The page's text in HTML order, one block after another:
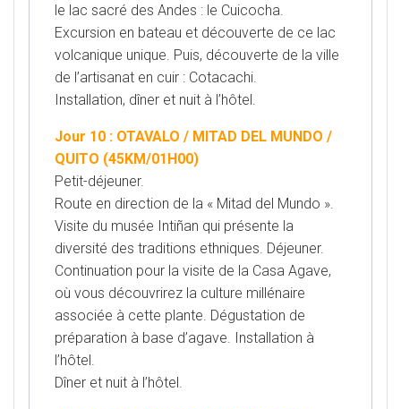
le lac sacré des Andes : le Cuicocha.
Excursion en bateau et découverte de ce lac
volcanique unique. Puis, découverte de la ville
de l’artisanat en cuir : Cotacachi.
Installation, dîner et nuit à l’hôtel.
Jour 10 : OTAVALO / MITAD DEL MUNDO /
QUITO (45KM/01H00)
Petit-déjeuner.
Route en direction de la « Mitad del Mundo ».
Visite du musée Intiñan qui présente la
diversité des traditions ethniques. Déjeuner.
Continuation pour la visite de la Casa Agave,
où vous découvrirez la culture millénaire
associée à cette plante. Dégustation de
préparation à base d’agave. Installation à
l’hôtel.
Dîner et nuit à l’hôtel.